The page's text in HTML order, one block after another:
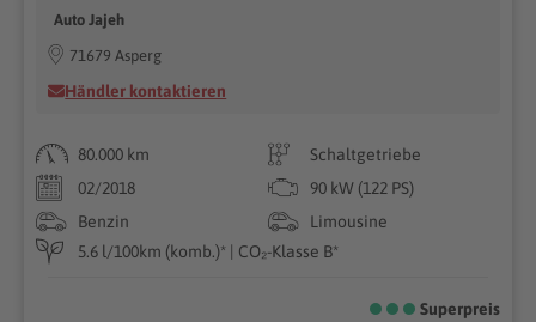
Auto Jajeh
71679 Asperg
Händler kontaktieren
80.000 km
Schaltgetriebe
02/2018
90 kW (122 PS)
Benzin
Limousine
5.6 l/100km (komb.)* | CO₂-Klasse B*
Superpreis